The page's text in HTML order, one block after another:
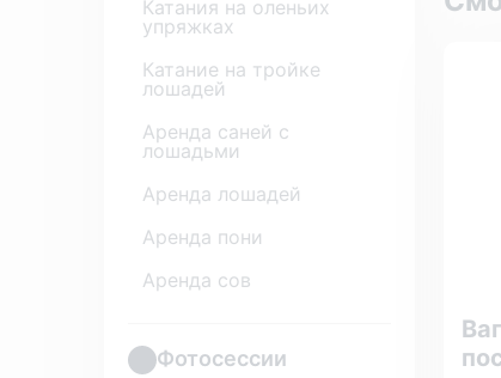
Катания на оленьих
упряжках
Катание на тройке
лошадей
Аренда саней с
лошадьми
Аренда лошадей
Аренда пони
Аренда сов
Фотосессии